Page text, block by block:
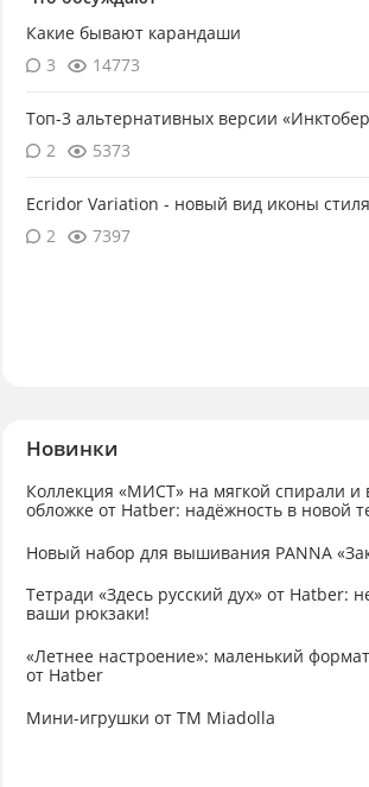
Какие бывают карандаши
3
14773
Топ-3 альтернативных версии
2
5373
Ecridor Variation - новый вид иконы стиля
2
7397
Новинки
Коллекция «МИСТ» на мягкой спирали и
обложке от Hatber: надёжность в новой
Новый набор для вышивания PANNA
Тетради «Здесь русский дух» от Hatber:
ваши рюкзаки!
«Летнее настроение»: маленький
от Hatber
Мини-игрушки от ТМ Miadolla